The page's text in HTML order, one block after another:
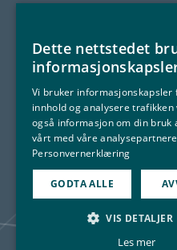
Eyde-klyngen skal
prosessindustri
I fellesskap streber
bidrag tilbake til
Dette nettstedet
Vi bruker informasjonskapsler
innhold og analysere trafikken
også informasjon om din bruk
vårt med våre
Personvernerklæring
GODTA ALLE
VIS DETALJER
Les mer